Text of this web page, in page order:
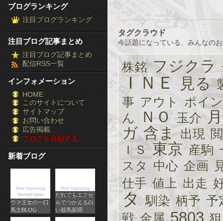
ン
キ
ン
グ］-
株
FX
競
馬
パ
チ
ス
ブログランキング
注目ブログランキング
注目ブログ記事まとめ
注目ブログ記事まとめ
配信RSS一覧
インフォメーション
HOME
このサイトについて
サイトマップ
お問い合わせ
広告掲載
ブログを登録する
新着ブログ
ウマ王女の一口
馬主BLOG
だれでもエクセ
ルでつかえる白
い競馬新聞
タグクラウド
今話題になっている、みんなの
株銘 フジクラ
ＩＮＥ 見る
事 アウト
ポイ
ん
ＮＯ 玉介
ガ 含ま 出現
ＩＳ 東京 産駒
スタ
中心 企画
仕手 値上 出走
タ 馴染 柄予 予
戦 金属 5803